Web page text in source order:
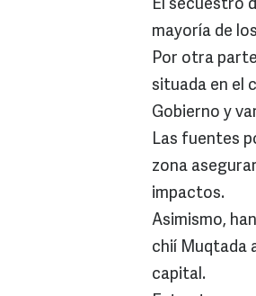
El secuestro
mayoría de
Por otra
situada en el
Gobierno y
Las fuentes
zona
impactos.
Asimismo,
chií Muqtada
capital.